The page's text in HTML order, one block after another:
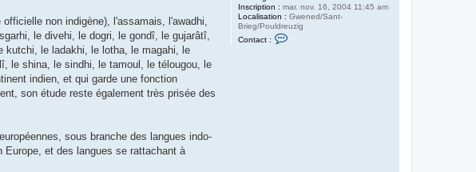
Inscription : mar. nov. 16, 2004 11:45 am
Localisation : Gwened/Sant-
Brieg/Pouldreuzig
Contact :
non indigène), l'assamais, l'awadhi,
le divehi, le dogri, le gondî, le gujarâtî,
kutchi, le ladakhi, le lotha, le magahi, le
le shina, le sindhi, le tamoul, le télougou, le
indien, et qui garde une fonction
son étude reste également très prisée des
sous branche des langues indo-
et des langues se rattachant à